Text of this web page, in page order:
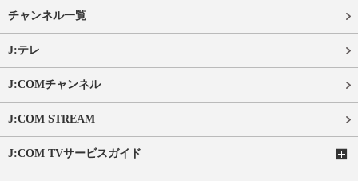
チャンネル一覧
J:テレ
J:COMチャンネル
J:COM STREAM
J:COM TVサービスガイド